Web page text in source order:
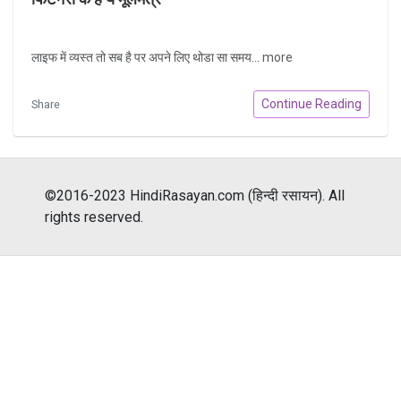
लाइफ में व्यस्त तो सब है पर अपने लिए थोडा सा समय... more
Share Continue Reading
©2016-2023 HindiRasayan.com (हिन्दी रसायन). All
rights reserved.